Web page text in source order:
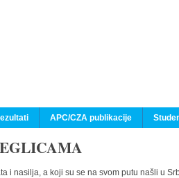
APC/CZA publikacije
i nasilja, a koji su se na svom putu našli u